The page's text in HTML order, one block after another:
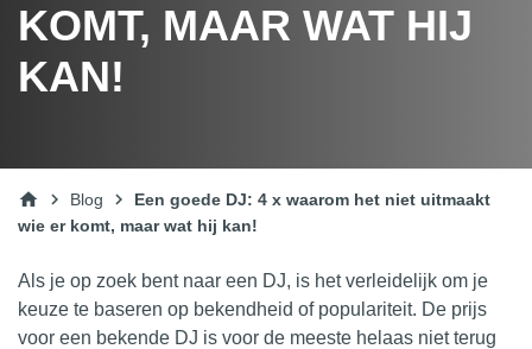
KOMT, MAAR WAT HIJ
KAN!
home chevron_right Blog chevron_right
Een goede DJ: 4 x waarom het niet uitmaakt
wie er komt, maar wat hij kan!
Als je op zoek bent naar een DJ, is het verleidelijk om je
keuze te baseren op bekendheid of populariteit. De prijs
voor een bekende DJ is voor de meeste helaas niet terug